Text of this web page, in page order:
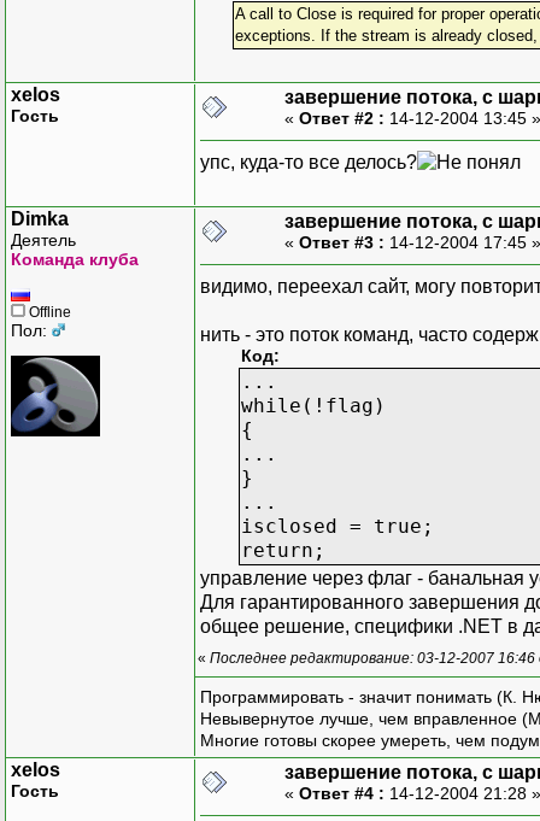
A call to Close is required for proper
exceptions. If the stream is already
xelos
Гость
завершение потока, с
« Ответ #2 : 14-12-2004 13:45
упс, куда-то все делось?
Dimka
Деятель
Команда клуба
Offline
Пол:
завершение потока, с
« Ответ #3 : 14-12-2004 17:45
видимо, переехал сайт, могу
нить - это поток команд, часто
Код:
...
while(!flag)
{
...
}
...
isclosed = true;
return;
управление через флаг - банальная
Для гарантированного завершения
общее решение, специфики .NET в
« Последнее редактирование: 03-12-2007
Программировать - значит понимать (К.
Невывернутое лучше, чем вправленное
Многие готовы скорее умереть, чем
xelos
Гость
завершение потока, с
« Ответ #4 : 14-12-2004 21:28